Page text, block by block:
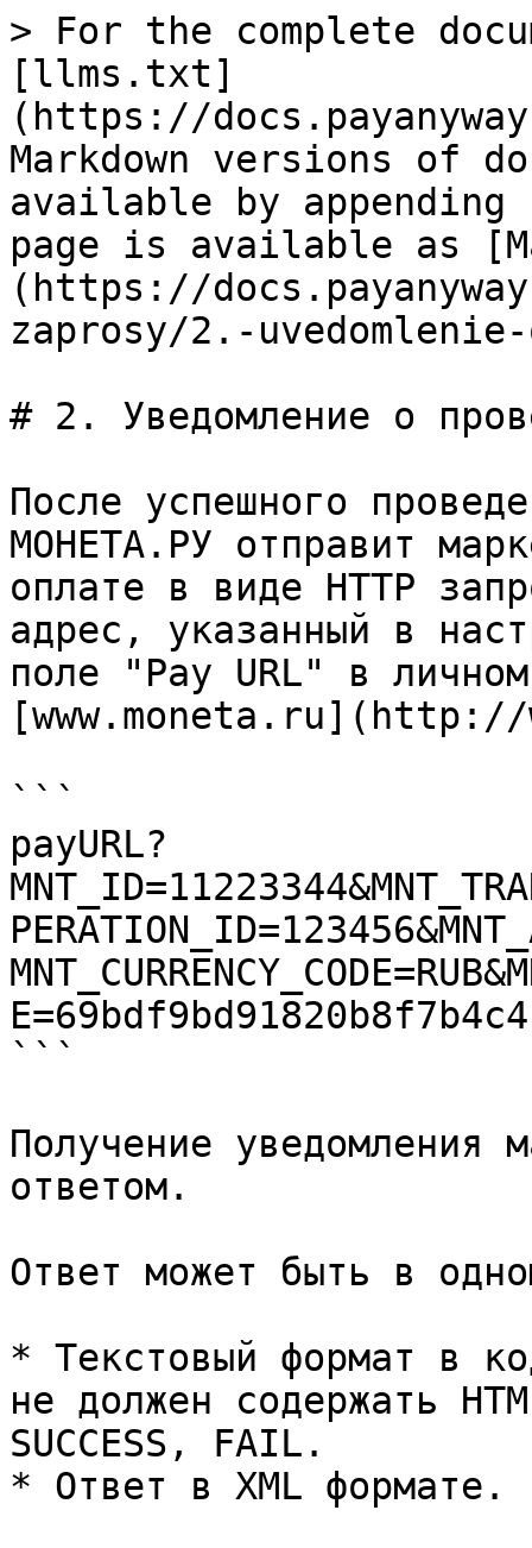
> For the complete
[llms.txt]
(https://
Markdown versions of
available by
page is available as
(https://
zaprosy/2.-
# 2. Уведомление о
После успешного
МОНЕТА.РУ отправит
оплате в виде HTTP
адрес, указанный в
поле "Pay URL" в
[www.moneta.ru](http://
```
payURL?
```
Получение уведомления
ответом.
Ответ может быть в
* Текстовый формат в
не должен содержать
SUCCESS, FAIL.
* Ответ в XML формате.